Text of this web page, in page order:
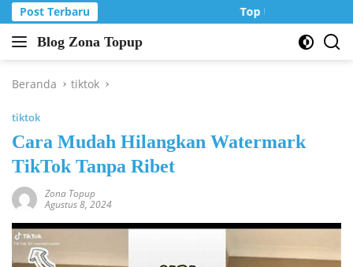
Langsung
ke
konten
Post Terbaru Top Up Murah di
Blog Zona Topup
Tips
Trik
game
online
Beranda tiktok
tiktok
Cara Mudah Hilangkan Watermark
TikTok Tanpa Ribet
Zona Topup
Agustus 8, 2024